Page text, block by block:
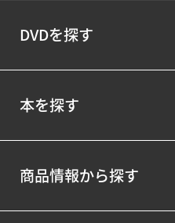
DVDを探す
本を探す
商品情報から探す